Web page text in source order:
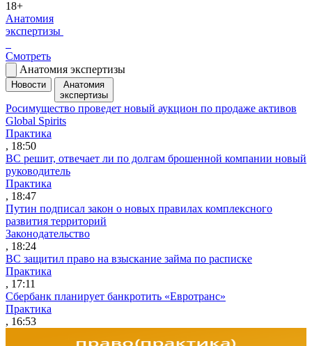
18+
Анатомия
экспертизы
Смотреть
Анатомия экспертизы
Новости
Анатомия
экспертизы
Росимущество проведет новый аукцион по продаже активов
Global Spirits
Практика
, 18:50
ВС решит, отвечает ли по долгам брошенной компании новый
руководитель
Практика
, 18:47
Путин подписал закон о новых правилах комплексного
развития территорий
Законодательство
, 18:24
ВС защитил право на взыскание займа по расписке
Практика
, 17:11
Сбербанк планирует банкротить «Евротранс»
Практика
, 16:53